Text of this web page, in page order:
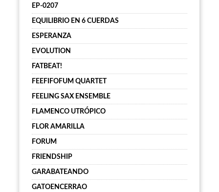
EP-0207
EQUILIBRIO EN 6 CUERDAS
ESPERANZA
EVOLUTION
FATBEAT!
FEEFIFOFUM QUARTET
FEELING SAX ENSEMBLE
FLAMENCO UTRÓPICO
FLOR AMARILLA
FORUM
FRIENDSHIP
GARABATEANDO
GATOENCERRAO